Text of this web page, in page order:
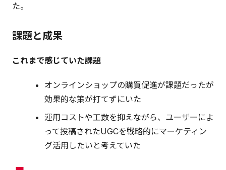
た。
課題と成果
これまで感じていた課題
オンラインショップの購買促進が課題だったが
効果的な策が打てずにいた
運用コストや工数を抑えながら、ユーザーによ
って投稿されたUGCを戦略的にマーケティン
グ活用したいと考えていた